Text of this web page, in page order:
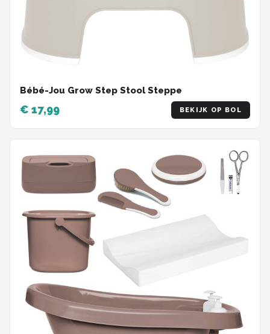
Bébé-Jou Grow Step Stool Steppe
€ 17,99 BEKIJK OP BOL